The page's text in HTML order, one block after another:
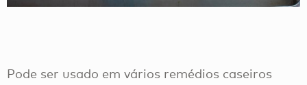
Pode ser usado em vários remédios caseiros